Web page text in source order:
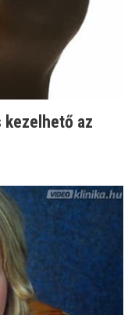
kezelhető az